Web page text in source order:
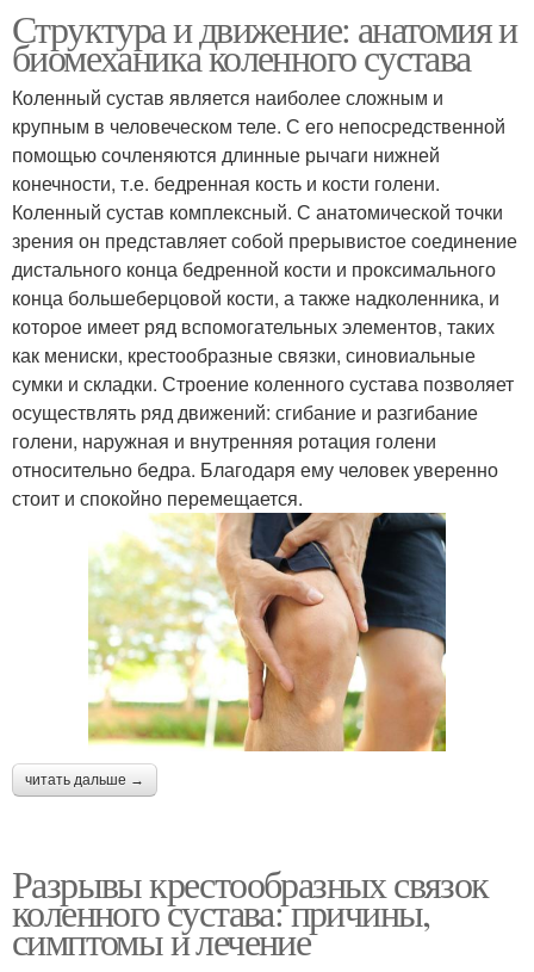
Структура и движение: анатомия и
биомеханика коленного сустава
Коленный сустав является наиболее сложным и
крупным в человеческом теле. С его непосредственной
помощью сочленяются длинные рычаги нижней
конечности, т.е. бедренная кость и кости голени.
Коленный сустав комплексный. С анатомической точки
зрения он представляет собой прерывистое соединение
дистального конца бедренной кости и проксимального
конца большеберцовой кости, а также надколенника, и
которое имеет ряд вспомогательных элементов, таких
как мениски, крестообразные связки, синовиальные
сумки и складки. Строение коленного сустава позволяет
осуществлять ряд движений: сгибание и разгибание
голени, наружная и внутренняя ротация голени
относительно бедра. Благодаря ему человек уверенно
стоит и спокойно перемещается.
читать дальше →
Разрывы крестообразных связок
коленного сустава: причины,
симптомы и лечение